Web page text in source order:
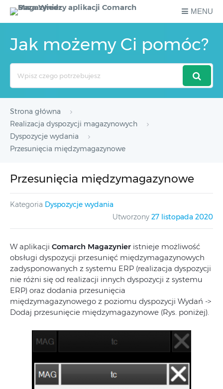
MENU
Jak możemy Ci pomóc?
Strona główna
Realizacja dyspozycji magazynowych
Dyspozycje wydania
Przesunięcia międzymagazynowe
Przesunięcia międzymagazynowe
Kategoria Dyspozycje wydania
Utworzony 27 listopada 2020
W aplikacji Comarch Magazynier istnieje możliwość
obsługi dyspozycji przesunięć międzymagazynowych
zadysponowanych z systemu ERP (realizacja dyspozycji
nie różni się od realizacji innych dyspozycji z systemu
ERP) oraz dodania przesunięcia
międzymagazynowego z poziomu dyspozycji Wydań ->
Dodaj przesunięcie międzymagazynowe (Rys. poniżej).